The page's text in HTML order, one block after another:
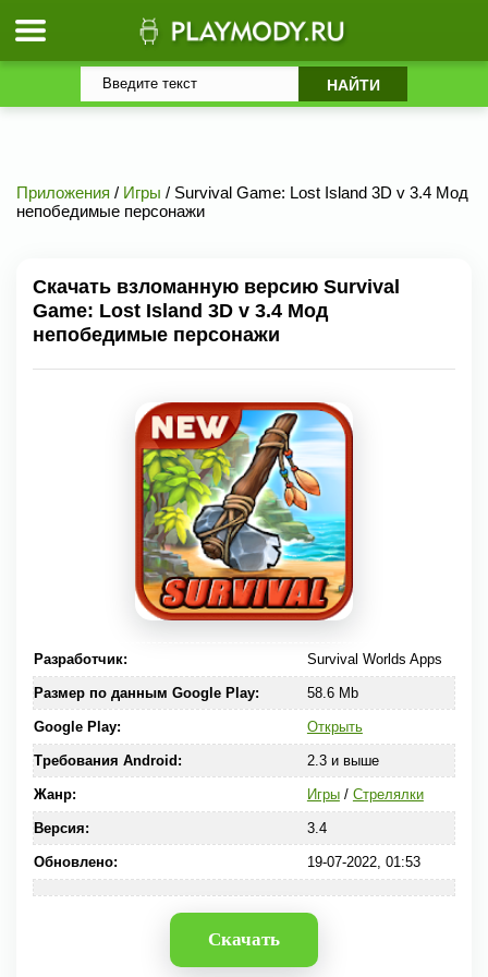
Приложения / Игры / Survival Game: Lost Island 3D v 3.4 Мод
непобедимые персонажи
Скачать взломанную версию Survival
Game: Lost Island 3D v 3.4 Мод
непобедимые персонажи
Разработчик: Survival Worlds Apps
Размер по данным Google Play: 58.6 Mb
Google Play: Открыть
Требования Android: 2.3 и выше
Жанр: Игры/ Стрелялки
Версия: 3.4
Обновлено: 19-07-2022, 01:53
Скачать